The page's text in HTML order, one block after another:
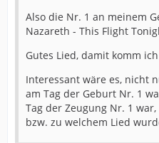
Also die Nr. 1 an meinem
Nazareth - This Flight
Gutes Lied, damit komm
Interessant wäre es, nicht
am Tag der Geburt Nr. 1
Tag der Zeugung Nr. 1
bzw. zu welchem Lied